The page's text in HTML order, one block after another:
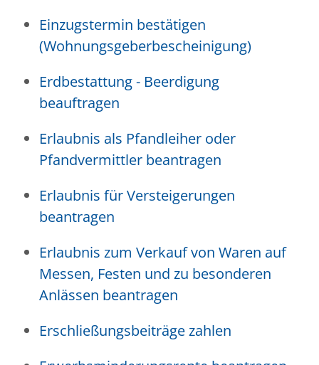
Einzugstermin bestätigen
(Wohnungsgeberbescheinigung)
Erdbestattung - Beerdigung
beauftragen
Erlaubnis als Pfandleiher oder
Pfandvermittler beantragen
Erlaubnis für Versteigerungen
beantragen
Erlaubnis zum Verkauf von Waren auf
Messen, Festen und zu besonderen
Anlässen beantragen
Erschließungsbeiträge zahlen